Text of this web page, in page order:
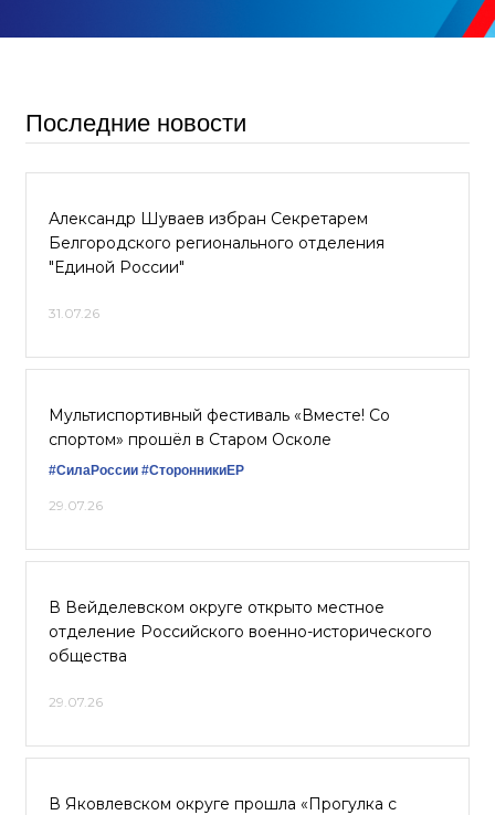
Последние новости
Александр Шуваев избран Секретарем
Белгородского регионального отделения
"Единой России"
31.07.26
Мультиспортивный фестиваль «Вместе! Со
спортом» прошёл в Старом Осколе
#СилаРоссии #СторонникиЕР
29.07.26
В Вейделевском округе открыто местное
отделение Российского военно-исторического
общества
29.07.26
В Яковлевском округе прошла «Прогулка с